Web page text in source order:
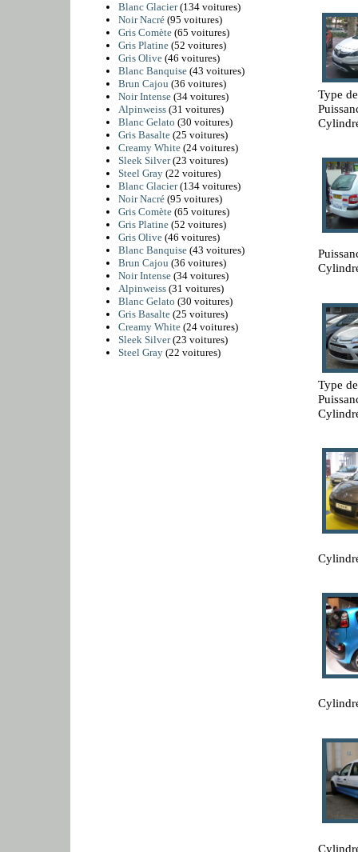
Type
Type
Blanc Glacier(134 voitures)
Noir Nacré(95 voitures)
Gris Comète(65 voitures)
Gris Platine(52 voitures)
Gris Olive(46 voitures)
Blanc Banquise(43 voitures)
Brun Cajou (36 voitures)
Noir Intense(34 voitures)
Alpinweiss(31 voitures)
Blanc Gelato (30 voitures)
Gris Basalte(25 voitures)
Creamy White(24 voitures)
Sleek Silver(23 voitures)
Steel Gray(22 voitures)
Blanc Glacier(134 voitures)
Noir Nacré(95 voitures)
Gris Comète(65 voitures)
Gris Platine(52 voitures)
Gris Olive(46 voitures)
Blanc Banquise(43 voitures)
Brun Cajou (36 voitures)
Noir Intense(34 voitures)
Alpinweiss(31 voitures)
Blanc Gelato (30 voitures)
Gris Basalte(25 voitures)
Creamy White(24 voitures)
Sleek Silver(23 voitures)
Steel Gray(22 voitures)